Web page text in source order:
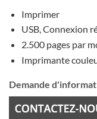
Imprimer
USB, Connexion
2.500 pages par
Imprimante
Demande